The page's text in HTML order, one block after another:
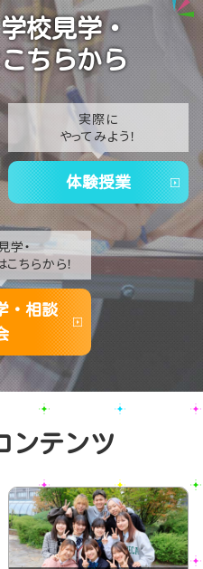
知らせ🍉
なんば学習センターは駅チ
校見学・
ちらから
実際に
やってみよう！
体験授業
学・
ちらから！
・相談
ンテンツ